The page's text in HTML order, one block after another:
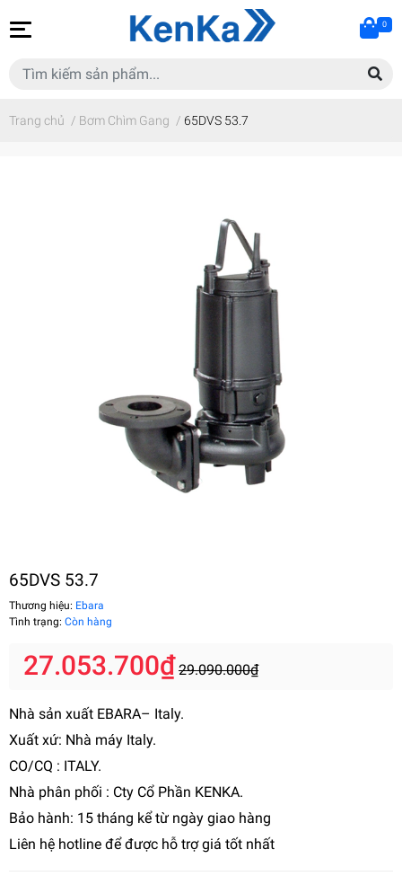
0
Trang chủ / Bơm Chìm Gang / 65DVS 53.7
65DVS 53.7
Thương hiệu: Ebara
Tình trạng: Còn hàng
27.053.700₫ 29.090.000₫
Nhà sản xuất EBARA– Italy.
Xuất xứ: Nhà máy Italy.
CO/CQ : ITALY.
Nhà phân phối : Cty Cổ Phần KENKA.
Bảo hành: 15 tháng kể từ ngày giao hàng
Liên hệ hotline để được hỗ trợ giá tốt nhất